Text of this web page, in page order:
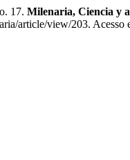
17. Milenaria, Ciencia y
article/view/203. Acesso